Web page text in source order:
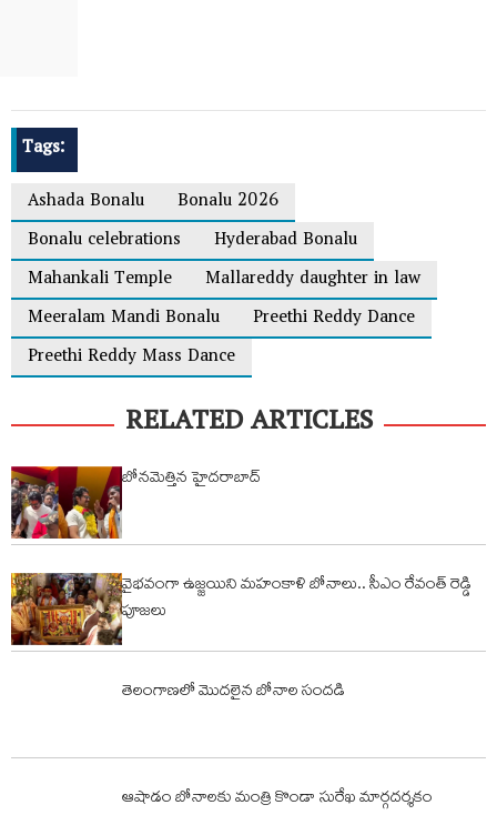
Tags:
Ashada Bonalu
Bonalu 2026
Bonalu celebrations
Hyderabad Bonalu
Mahankali Temple
Mallareddy daughter in law
Meeralam Mandi Bonalu
Preethi Reddy Dance
Preethi Reddy Mass Dance
RELATED ARTICLES
బోనమెత్తిన హైదరాబాద్
వైభవంగా ఉజ్జయిని మహంకాళి బోనాలు.. సీఎం రేవంత్ రెడ్డి
పూజలు
తెలంగాణలో మొదలైన బోనాల సందడి
ఆషాడం బోనాలకు మంత్రి కొండా సురేఖ మార్గదర్శకం